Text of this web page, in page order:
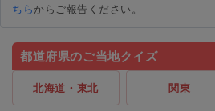
ちらからご報告ください。
都道府県のご当地クイズ
北海道・東北 関東